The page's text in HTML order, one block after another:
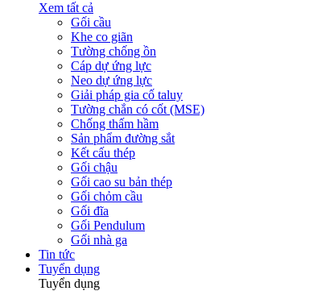
Xem tất cả
Gối cầu
Khe co giãn
Tường chống ồn
Cáp dự ứng lực
Neo dự ứng lực
Giải pháp gia cố taluy
Tường chắn có cốt (MSE)
Chống thấm hầm
Sản phẩm đường sắt
Kết cấu thép
Gối chậu
Gối cao su bản thép
Gối chỏm cầu
Gối đĩa
Gối Pendulum
Gối nhà ga
Tin tức
Tuyển dụng
Tuyển dụng